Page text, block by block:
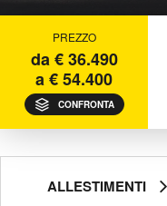
PREZZO
da € 36.490
a € 54.400
CONFRONTA
ALLESTIMENTI